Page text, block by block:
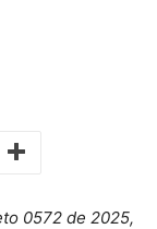
0572 de 2025,